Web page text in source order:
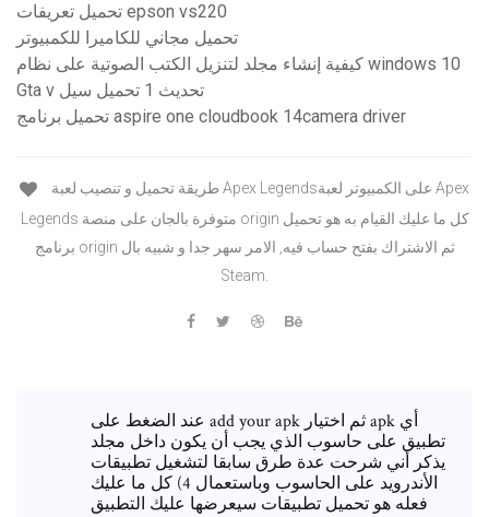
تحميل تعريفات epson vs220
تحميل مجاني للكاميرا للكمبيوتر
كيفية إنشاء مجلد لتنزيل الكتب الصوتية على نظام windows 10
Gta v تحديث 1 تحميل سيل
تحميل برنامج aspire one cloudbook 14camera driver
Legends متوفرة بالجان على منصة origin كل ما عليك القيام به هو تحميل
برنامج origin ثم الاشتراك بفتح حساب فيه, الامر سهر جدا و شبيه بال
Steam.
عند الضغط على add your apk ثم اختيار apk أي
تطبيق على حاسوب الذي يجب أن يكون داخل مجلد
يذكر أني شرحت عدة طرق سابقا لتشغيل تطبيقات
الأندرويد على الحاسوب وباستعمال 4) كل ما عليك
فعله هو تحميل تطبيقات سيعرضها عليك التطبيق